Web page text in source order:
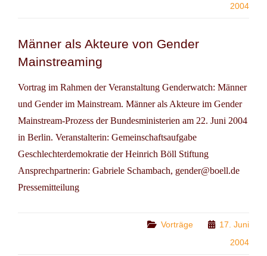
2004
Männer als Akteure von Gender
Mainstreaming
Vortrag im Rahmen der Veranstaltung Genderwatch: Männer
und Gender im Mainstream. Männer als Akteure im Gender
Mainstream-Prozess der Bundesministerien am 22. Juni 2004
in Berlin. Veranstalterin: Gemeinschaftsaufgabe
Geschlechterdemokratie der Heinrich Böll Stiftung
Ansprechpartnerin: Gabriele Schambach, gender@boell.de
Pressemitteilung
Categories
Vorträge
17. Juni
2004